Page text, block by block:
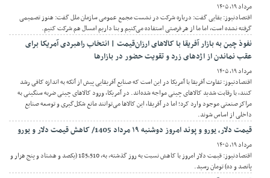
مرداد ۱۹, ۱۴۰۵
اقتصادنیوز: بقایی گفت: درباره شرکت در نشست مجمع عمومی سازمان ملل گفت: هنوز تصمیمی
گرفته نشده است، اما ما از هر فرصتی استفاده می‌کنیم و بنا داریم امسال هم شرکت کنیم.
نفوذ چین به بازار آفریقا با کالاهای ارزان‌قیمت | انتخاب راهبردی آمریکا برای
عقب نماندن از اژدهای زرد و تقویت حضور در بازارها
مرداد ۱۹, ۱۴۰۵
اقتصادنیوز: تفاوت آفریقا با آمریکا در این است که صنایع آفریقایی پیش از آنکه به اندازه کافی رشد
کنند، با رقابت شدید کالاهای چینی مواجه شده‌اند. در آمریکا، ورود کالاهای چینی ضربه سنگینی به
مراکز صنعتی موجود وارد کرد؛ اما در آفریقا، این کالاها می‌توانند مانع شکل‌گیری و توسعه صنایع
داخلی از اساس شوند.
قیمت دلار، یورو و پوند امروز دوشنبه ۱۹ مرداد 1405/ کاهش قیمت دلار و یورو
مرداد ۱۹, ۱۴۰۵
اقتصادنیوز: قیمت دلار امروز با کاهش نسبت به روز گذشته، به، 185,510 (یکصد و هشتاد و پنج هزار و
پانصد و ده) تومان رسید.